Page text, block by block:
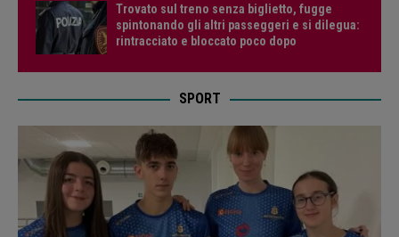
Trovato sul treno senza biglietto, fugge
spintonando gli altri passeggeri e si dilegua:
rintracciato e bloccato poco dopo
SPORT